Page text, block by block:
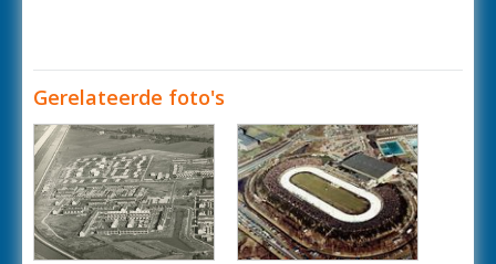
Gerelateerde foto's